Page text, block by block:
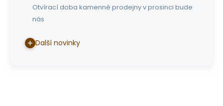
Otvírací doba kamenné prodejny v prosinci bude
nás
Další novinky